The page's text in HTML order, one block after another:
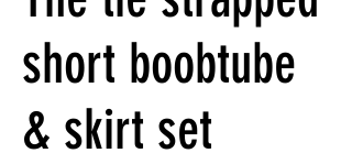
short boobtube
& skirt set